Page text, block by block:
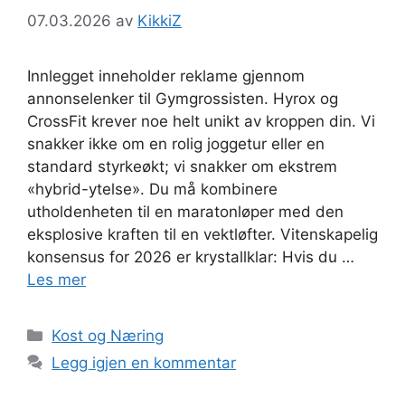
07.03.2026 av KikkiZ
Innlegget inneholder reklame gjennom
annonselenker til Gymgrossisten. Hyrox og
CrossFit krever noe helt unikt av kroppen din. Vi
snakker ikke om en rolig joggetur eller en
standard styrkeøkt; vi snakker om ekstrem
«hybrid-ytelse». Du må kombinere
utholdenheten til en maratonløper med den
eksplosive kraften til en vektløfter. Vitenskapelig
konsensus for 2026 er krystallklar: Hvis du …
Les mer
Kategorier
Kost og Næring
Legg igjen en kommentar